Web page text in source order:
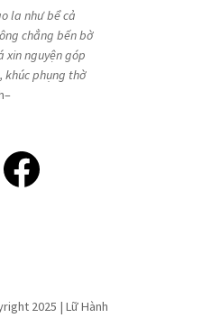
la như bể cả
chẳng bến bờ
xin nguyện góp
khúc phụng thờ
Facebook
2025 | Lữ Hành